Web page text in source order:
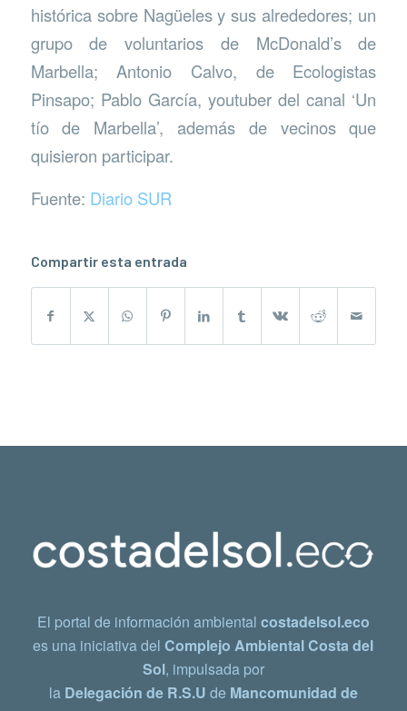
histórica sobre Nagüeles y sus alrededores; un
grupo de voluntarios de McDonald’s de
Marbella; Antonio Calvo, de Ecologistas
Pinsapo; Pablo García, youtuber del canal ‘Un
tío de Marbella’, además de vecinos que
quisieron participar.
Fuente: Diario SUR
Compartir esta entrada
El portal de información ambiental costadelsol.eco
es una iniciativa delComplejo Ambiental Costa del
Sol, impulsada por
la Delegación de R.S.U de Mancomunidad de